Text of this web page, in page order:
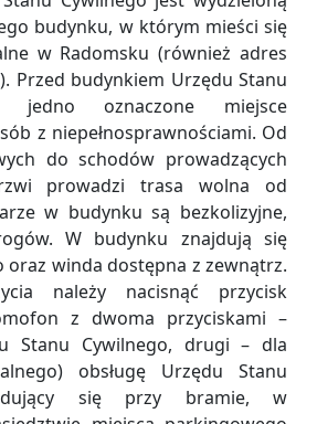
budynku, w którym mieści się
w Radomsku (również adres
Przed budynkiem Urzędu Stanu
jedno oznaczone miejsce
z niepełnosprawnościami. Od
do schodów prowadzących
prowadzi trasa wolna od
w budynku są bezkolizyjne,
W budynku znajdują się
oraz winda dostępna z zewnątrz.
należy nacisnąć przycisk
z dwoma przyciskami –
Stanu Cywilnego, drugi – dla
obsługę Urzędu Stanu
się przy bramie, w